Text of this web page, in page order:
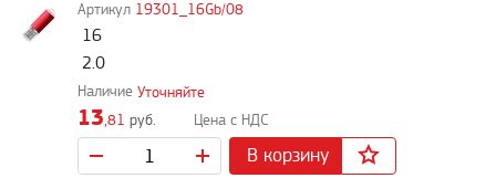
19301_16Gb/08
16
2.0
Уточняйте
13,81 руб.
В корзину